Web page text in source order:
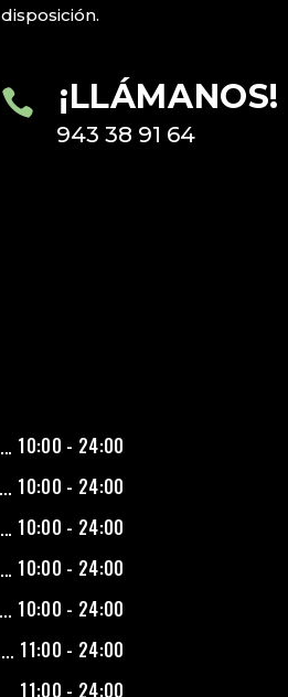
disposición.
¡LLÁMANOS!
943 38 91 64
10:00 - 24:00
10:00 - 24:00
10:00 - 24:00
10:00 - 24:00
10:00 - 24:00
11:00 - 24:00
11:00 - 24:00